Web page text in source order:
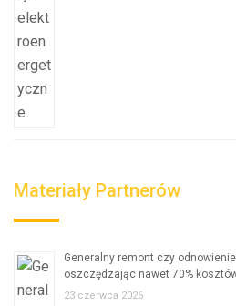
Materiały Partnerów
Generalny remont czy
oszczędzając nawet 70%
23 czerwca 2026